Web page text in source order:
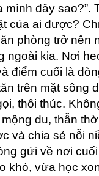
mình đây sao?”.
của ai được?
phòng trở nên
ngoài kia. Nơi
điểm cuối là
trên mặt sông
thôi thúc.
du, thẫn
và chia sẻ nỗi
gửi về nơi
vừa học